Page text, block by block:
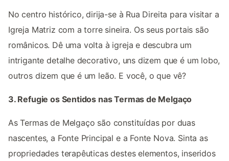
No centro histórico, dirija-se à Rua Direita para visitar a
Igreja Matriz com a torre sineira. Os seus portais são
românicos. Dê uma volta à igreja e descubra um
intrigante detalhe decorativo, uns dizem que é um lobo,
outros dizem que é um leão. E você, o que vê?
3. Refugie os Sentidos nas Termas de Melgaço
As Termas de Melgaço são constituídas por duas
nascentes, a Fonte Principal e a Fonte Nova. Sinta as
propriedades terapêuticas destes elementos, inseridos